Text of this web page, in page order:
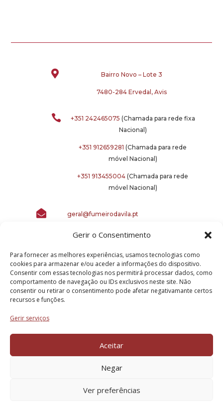
Gerir o Consentimento
Para fornecer as melhores experiências, usamos tecnologias como
cookies para armazenar e/ou aceder a informações do dispositivo.
Consentir com essas tecnologias nos permitirá processar dados, como
comportamento de navegação ou IDs exclusivos neste site. Não
consentir ou retirar o consentimento pode afetar negativamante certos
recursos e funções.
Gerir serviços
Aceitar
Negar
Ver preferências
 Bairro Novo – Lote 3
7480-284 Ervedal, Avis
 +351 242465075 (Chamada para rede fixa
Nacional)
+351 912659281 (Chamada para rede
móvel Nacional)
+351 913455004 (Chamada para rede
móvel Nacional)
 geral@fumeirodavila.pt
Todos os direitos reservados.